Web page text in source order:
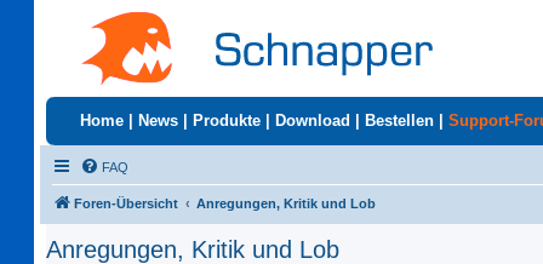
Home News Produkte Download Bestellen Support-
FAQ
Foren-Übersicht Anregungen, Kritik und Lob
Anregungen, Kritik und Lob